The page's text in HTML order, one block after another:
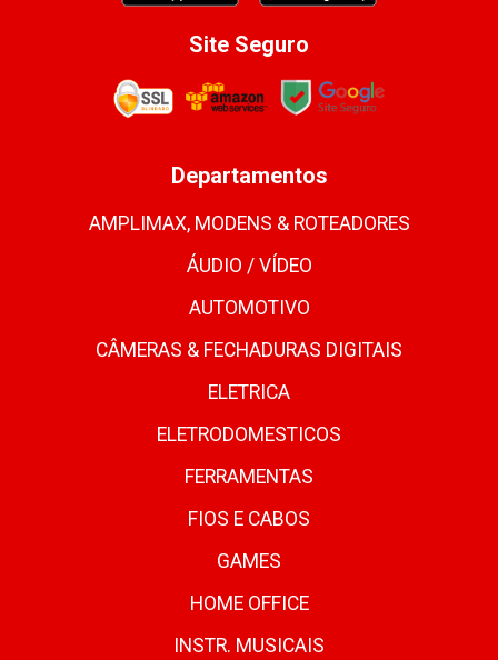
Site Seguro
Departamentos
AMPLIMAX, MODENS & ROTEADORES
ÁUDIO / VÍDEO
AUTOMOTIVO
CÂMERAS & FECHADURAS DIGITAIS
ELETRICA
ELETRODOMESTICOS
FERRAMENTAS
FIOS E CABOS
GAMES
HOME OFFICE
INSTR. MUSICAIS